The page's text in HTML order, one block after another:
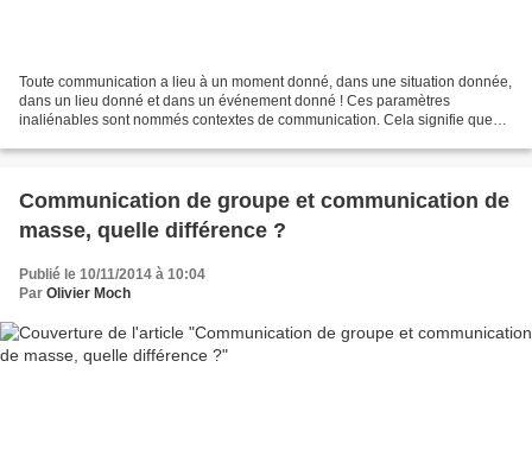
Toute communication a lieu à un moment donné, dans une situation donnée,
dans un lieu donné et dans un événement donné ! Ces paramètres
inaliénables sont nommés contextes de communication. Cela signifie que
Communication de groupe et communication de
masse, quelle différence ?
Publié le 10/11/2014 à 10:04
Par Olivier Moch